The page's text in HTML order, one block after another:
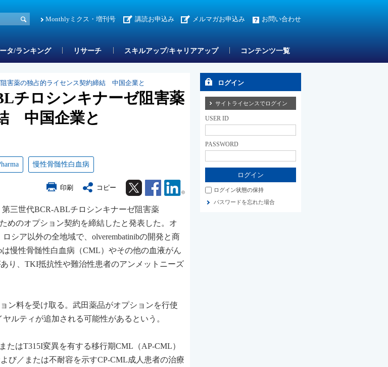
Monthlyミクス・増刊号 講読お申込み メルマガお申込み お問い合わせ
タ/ランキング リサーチ スキルアップ/キャリアアップ コンテンツ一覧
害薬の独占的ライセンス契約締結 中国企業と
チロシンキナーゼ阻害薬
中国企業と
慢性骨髄性白血病
印刷 コピー Twitter Facebook Linkedin
第三世代BCR-ABLチロシンキナーゼ阻害薬
めのオプション契約を締結したと発表した。オ
シア以外の全地域で、olverembatinibの開発と商
慢性骨髄性白血病（CML）やその他の血液がん
り、TKI抵抗性や難治性患者のアンメットニーズ
ン料を受け取る。武田薬品がオプションを行使
ルティが追加される可能性があるという。
たはT315I変異を有する移行期CML（AP-CML）
び／または不耐容を示すCP-CML成人患者の治療
ログイン
サイトライセンスでログイン
USER ID
PASSWORD
ログイン状態の保持
パスワードを忘れた場合